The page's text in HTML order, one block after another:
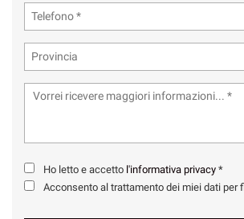
Ho letto e accetto l'informativa privacy *
Acconsento al trattamento dei miei dati per